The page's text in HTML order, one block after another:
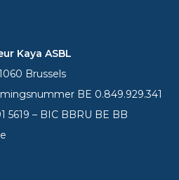
Kaya ASBL
Brussels
BE 0.849.929.341
5619 – BIC BBRU BE BB